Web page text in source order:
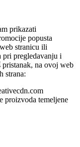
prikazati
popusta
stranicu ili
pri pregledavanju i
na ovoj web
strana:
proizvoda temeljene